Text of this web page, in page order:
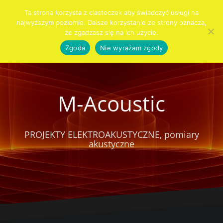
KIM PRO AUDIO
DOMU
AKUSTYKA
WNĘTRZ
SYSTEMY
ALARMOWE
SPRZĘT
KONTAKT
CENNIK
BlogSzukaj:
M-Acoustic
PROJEKTY ELEKTROAKUSTYCZNE, pomiary
akustyczne
Ta strona korzysta z ciasteczek aby świadczyć usługi na
najwyższym poziomie. Dalsze korzystanie ze strony oznacza,
że zgadzasz się na ich użycie.
Zgoda
Nie wyrażam zgody